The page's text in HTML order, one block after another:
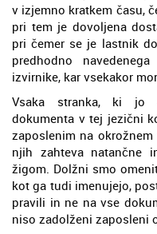
v izjemno kratkem času,
pri tem je dovoljena
pri čemer se je lastnik
predhodno
izvirnike, kar vsekakor
Vsaka stranka, ki jo
dokumenta v tej jezični
zaposlenim na
njih zahteva natančne
žigom. Dolžni smo
kot ga tudi imenujejo,
pravili in ne na vse
niso zadolženi zaposleni